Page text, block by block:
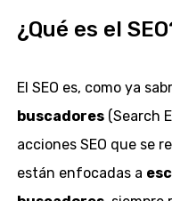
¿Qué es el
El SEO es, como ya
buscadores(Search
acciones SEO que se
están enfocadas a